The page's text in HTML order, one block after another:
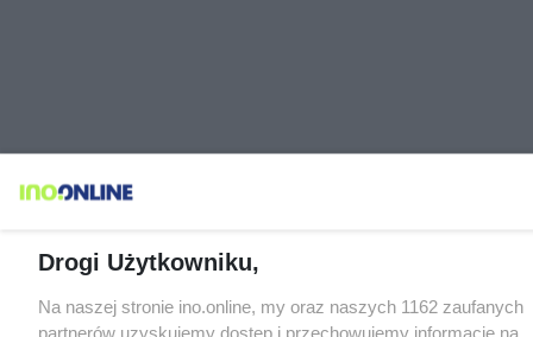
Drogi Użytkowniku,
Na naszej stronie ino.online, my oraz naszych 1162 zaufanych
partnerów uzyskujemy dostęp i przechowujemy informacje na